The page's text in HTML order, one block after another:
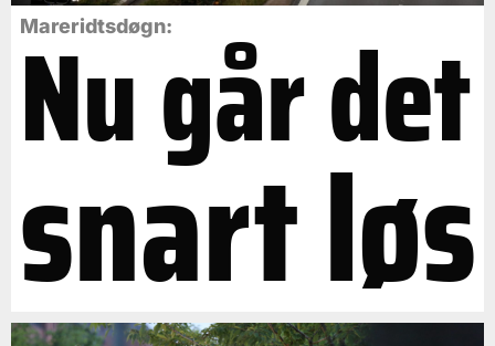
Mareridtsdøgn:
Nu går det
snart løs